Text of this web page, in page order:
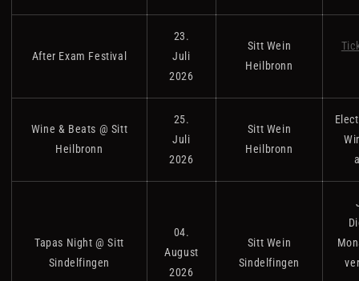
After Exam Festival
23.
Juli
2026
Sitt Wein
Heilbronn
Wine & Beats @ Sitt
Heilbronn
25.
Juli
2026
Sitt Wein
Heilbronn
Tapas Night @ Sitt
Sindelfingen
04.
August
2026
Sitt Wein
Sindelfingen